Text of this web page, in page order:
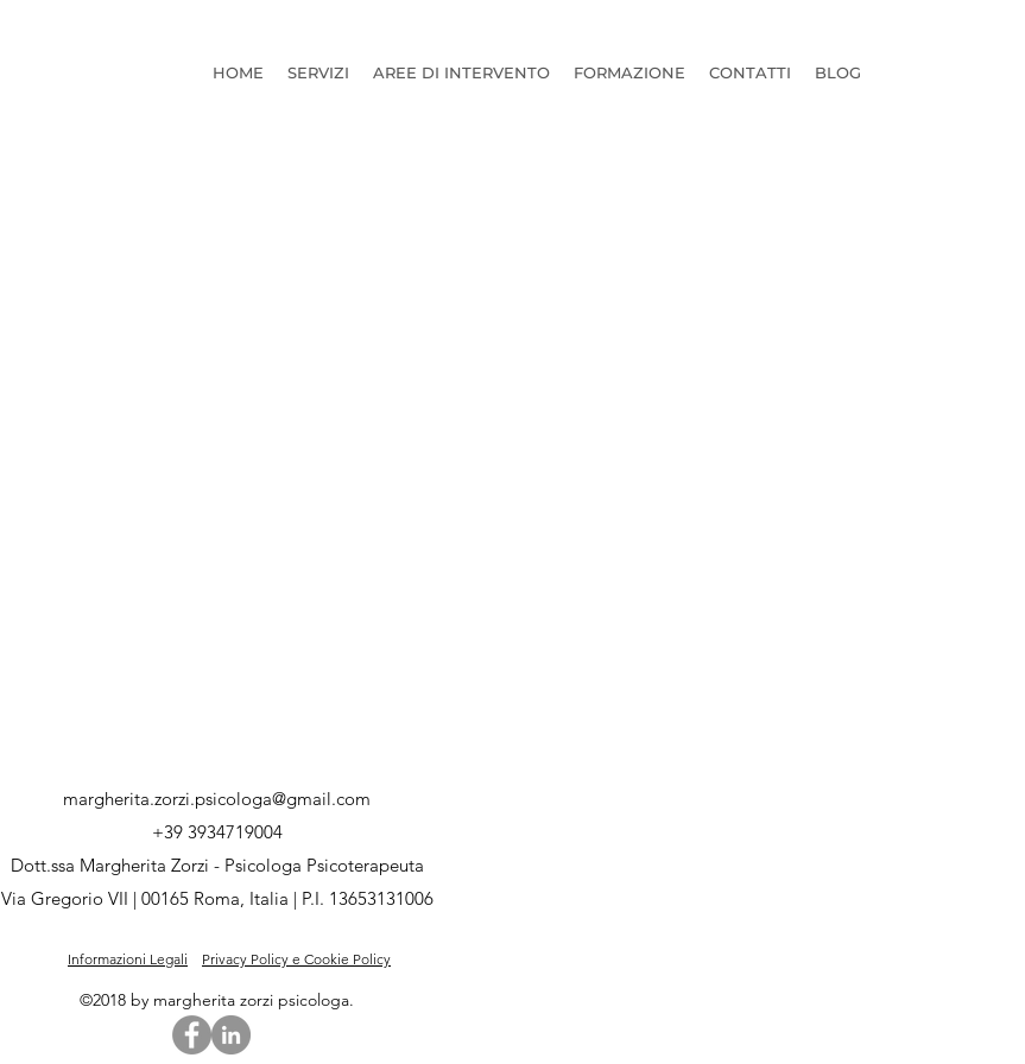
HOME SERVIZI AREE DI INTERVENTO FORMAZIONE CONTATTI BLOG
margherita.zorzi.psicologa@gmail.com
+39 3934719004
Dott.ssa Margherita Zorzi - Psicologa Psicoterapeuta
Via Gregorio VII | 00165 Roma, Italia | P.I. 13653131006
Informazioni Legali Privacy Policy e Cookie Policy
©2018 by margherita zorzi psicologa.